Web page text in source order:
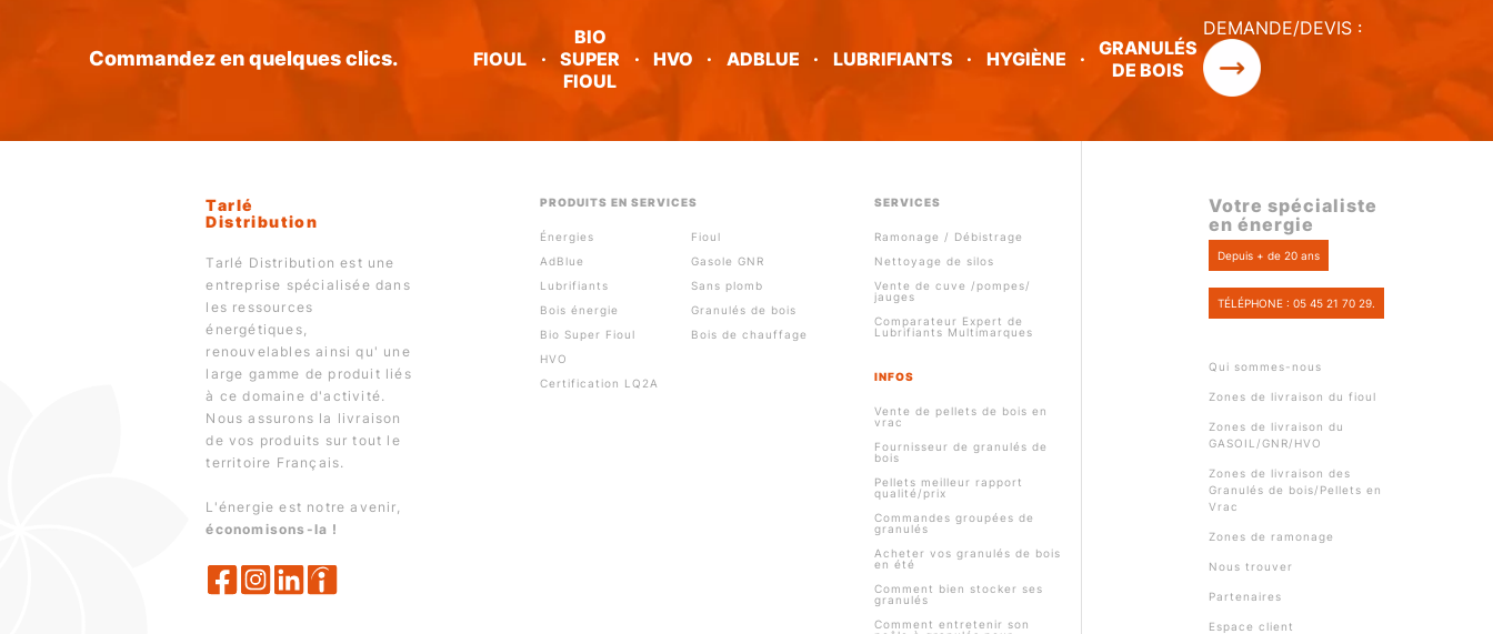
Commandez en quelques clics. FIOUL ·
BIO
SUPER
FIOUL
· HVO · ADBLUE · LUBRIFIANTS · HYGIÈNE ·
GRANULÉS
DE BOIS
DEMANDE/DEVIS :
Tarlé
Distribution
Tarlé Distribution est une
entreprise spécialisée dans
les ressources
énergétiques,
renouvelables ainsi qu' une
large gamme de produit liés
à ce domaine d'activité.
Nous assurons la livraison
de vos produits sur tout le
territoire Français.
L'énergie est notre avenir,
économisons-la !
PRODUITS EN SERVICES
Énergies
AdBlue
Lubrifiants
Bois énergie
Bio Super Fioul
HVO
Certification LQ2A
Fioul
Gasole GNR
Sans plomb
Granulés de bois
Bois de chauffage
SERVICES
Ramonage / Débistrage
Nettoyage de silos
Vente de cuve /pompes/
jauges
Comparateur Expert de
Lubrifiants Multimarques
INFOS
Vente de pellets de bois en
vrac
Fournisseur de granulés de
bois
Pellets meilleur rapport
qualité/prix
Commandes groupées de
granulés
Acheter vos granulés de bois
en été
Comment bien stocker ses
granulés
Comment entretenir son
Votre spécialiste
en énergie
Depuis + de 20 ans
TÉLÉPHONE : 05 45 21 70 29.
Qui sommes-nous
Zones de livraison du fioul
Zones de livraison du
GASOIL/GNR/HVO
Zones de livraison des
Granulés de bois/Pellets en
Vrac
Zones de ramonage
Nous trouver
Partenaires
Espace client